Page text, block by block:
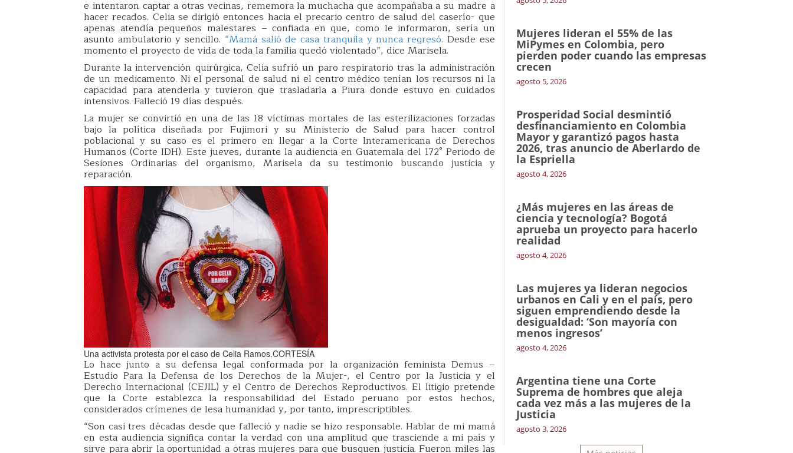
e intentaron captar a otras vecinas, rememora la muchacha que acompañaba a su madre a
hacer recados. Celia se dirigió entonces hacia el precario centro de salud del caserío- que
apenas atendía pequeños malestares – confiada en que, como le informaron, sería un
asunto ambulatorio y sencillo. “Mamá salió de casa tranquila y nunca regresó. Desde ese
momento el proyecto de vida de toda la familia quedó violentado”, dice Marisela.
Durante la intervención quirúrgica, Celia sufrió un paro respiratorio tras la administración
de un medicamento. Ni el personal de salud ni el centro médico tenían los recursos ni la
capacidad para atenderla y tuvieron que trasladarla a Piura donde estuvo en cuidados
intensivos. Falleció 19 días después.
La mujer se convirtió en una de las 18 víctimas mortales de las esterilizaciones forzadas
bajo la política diseñada por Fujimori y su Ministerio de Salud para hacer control
poblacional y su caso es el primero en llegar a la Corte Interamericana de Derechos
Humanos (Corte IDH). Este jueves, durante la audiencia en Guatemala del 172° Periodo de
Sesiones Ordinarias del organismo, Marisela da su testimonio buscando justicia y
reparación.
Una activista protesta por el caso de Celia Ramos.CORTESÍA
Lo hace junto a su defensa legal conformada por la organización feminista Demus –
Estudio Para la Defensa de los Derechos de la Mujer-, el Centro por la Justicia y el
Derecho Internacional (CEJIL) y el Centro de Derechos Reproductivos. El litigio pretende
que la Corte establezca la responsabilidad del Estado peruano por estos hechos,
considerados crímenes de lesa humanidad y, por tanto, imprescriptibles.
“Son casi tres décadas desde que falleció y nadie se hizo responsable. Hablar de mi mamá
en esta audiencia significa contar la verdad con una amplitud que trasciende a mi país y
sirve para abrir la oportunidad a otras mujeres para que busquen justicia. Fueron miles las
Mujeres lideran el 55% de las
MiPymes en Colombia, pero
pierden poder cuando las empresas
crecen
agosto 5, 2026
Prosperidad Social desmintió
desfinanciamiento en Colombia
Mayor y garantizó pagos hasta
2026, tras anuncio de Aberlardo de
la Espriella
agosto 4, 2026
¿Más mujeres en las áreas de
ciencia y tecnología? Bogotá
aprueba un proyecto para hacerlo
realidad
agosto 4, 2026
Las mujeres ya lideran negocios
urbanos en Cali y en el país, pero
siguen emprendiendo desde la
desigualdad: ‘Son mayoría con
menos ingresos’
agosto 4, 2026
Argentina tiene una Corte
Suprema de hombres que aleja
cada vez más a las mujeres de la
Justicia
agosto 3, 2026